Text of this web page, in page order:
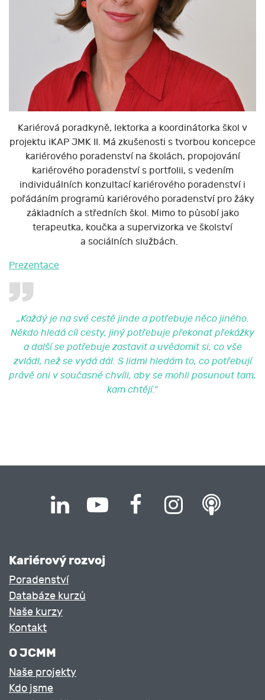
Kariérová poradkyně, lektorka a koordinátorka škol v
projektu iKAP JMK II. Má zkušenosti s tvorbou koncepce
kariérového poradenství na školách, propojování
kariérového poradenství s portfolii, s vedením
individuálních konzultací kariérového poradenství i
pořádáním programů kariérového poradenství pro žáky
základních a středních škol. Mimo to působí jako
terapeutka, koučka a supervizorka ve školství
a sociálních službách.
Prezentace
„Každý je na své cestě jinde a potřebuje něco jiného.
Někdo hledá cíl cesty, jiný potřebuje překonat překážky
a další se potřebuje zastavit a uvědomit si, co vše
zvládl, než se vydá dál. S lidmi hledám to, co potřebují
právě oni v současné chvíli, aby se mohli posunout tam,
kam chtějí.“
Kariérový rozvoj
Poradenství
Databáze kurzů
Naše kurzy
Kontakt
O JCMM
Naše projekty
Kdo jsme